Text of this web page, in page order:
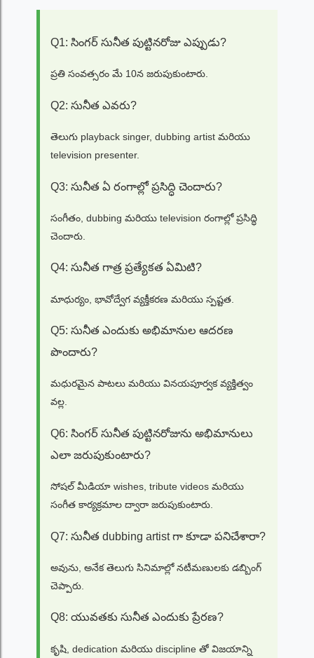
Q1: సింగర్ సునీత పుట్టినరోజు ఎప్పుడు?
ప్రతి సంవత్సరం మే 10న జరుపుకుంటారు.
Q2: సునీత ఎవరు?
తెలుగు playback singer, dubbing artist మరియు
television presenter.
Q3: సునీత ఏ రంగాల్లో ప్రసిద్ధి చెందారు?
సంగీతం, dubbing మరియు television రంగాల్లో ప్రసిద్ధి
చెందారు.
Q4: సునీత గాత్ర ప్రత్యేకత ఏమిటి?
మాధుర్యం, భావోద్వేగ వ్యక్తీకరణ మరియు స్పష్టత.
Q5: సునీత ఎందుకు అభిమానుల ఆదరణ
పొందారు?
మధురమైన పాటలు మరియు వినయపూర్వక వ్యక్తిత్వం
వల్ల.
Q6: సింగర్ సునీత పుట్టినరోజును అభిమానులు
ఎలా జరుపుకుంటారు?
సోషల్ మీడియా wishes, tribute videos మరియు
సంగీత కార్యక్రమాల ద్వారా జరుపుకుంటారు.
Q7: సునీత dubbing artist గా కూడా పనిచేశారా?
అవును, అనేక తెలుగు సినిమాల్లో నటీమణులకు డబ్బింగ్
చెప్పారు.
Q8: యువతకు సునీత ఎందుకు ప్రేరణ?
కృషి, dedication మరియు discipline తో విజయాన్ని